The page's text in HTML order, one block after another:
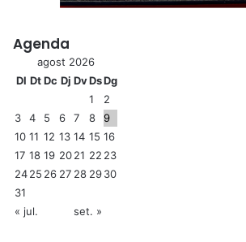
Agenda
agost 2026
Dl DtDc Dj DvDsDg
1
2
3
4 5 6 7 8
9
10 11 12 13 14 15 16
17 18 19 2021 22 23
2425 26 27 28 2930
31
« jul.
set. »